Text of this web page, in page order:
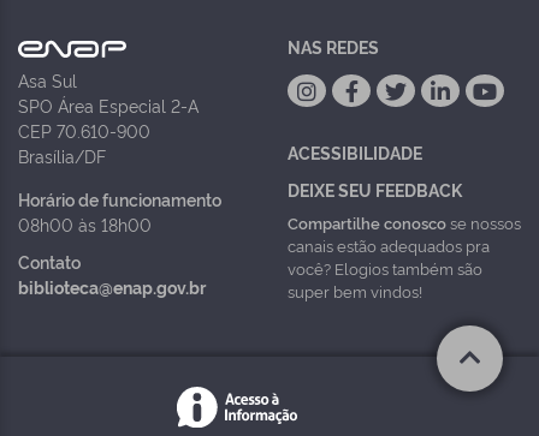
Asa Sul
SPO Área Especial 2-A
CEP 70.610-900
Brasília/DF
Horário de funcionamento
08h00 às 18h00
Contato
biblioteca@enap.gov.br
NAS REDES
ACESSIBILIDADE
DEIXE SEU FEEDBACK
Compartilhe conoscose nossos
canais estão adequados pra
você? Elogios também são
super bem vindos!